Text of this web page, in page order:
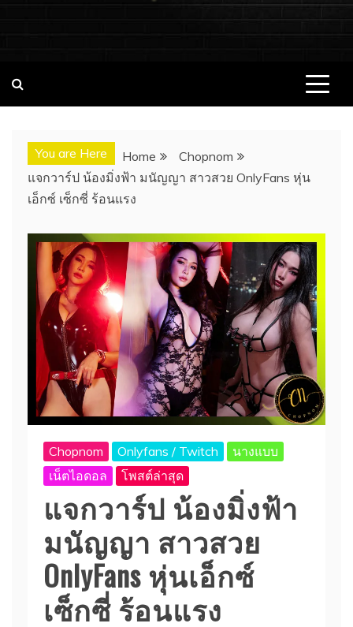
ดอล นางแบบ ONLYFANS หุ่นเอ็กซ์
You are Here Home
Chopnom
แจกวาร์ป น้องมิ่งฟ้า มนัญญา สาวสวย OnlyFans หุ่น
เอ็กซ์ เซ็กซี่ ร้อนแรง
Chopnom Onlyfans / Twitch
นางแบบ
เน็ตไอดอล
โพสต์ล่าสุด
แจกวาร์ป น้องมิ่งฟ้า
มนัญญา สาวสวย
OnlyFans หุ่นเอ็กซ์
เซ็กซี่ ร้อนแรง